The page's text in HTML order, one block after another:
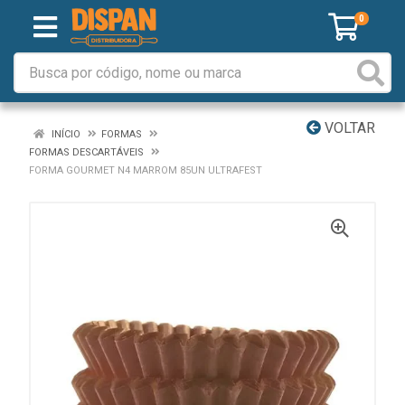
0
VOLTAR
INÍCIO
FORMAS
FORMAS DESCARTÁVEIS
FORMA GOURMET N4 MARROM 85UN ULTRAFEST